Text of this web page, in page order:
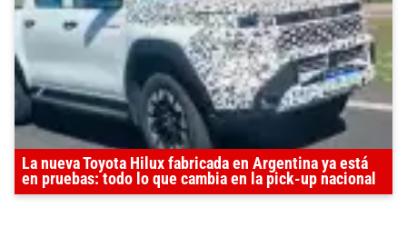
La nueva Toyota Hilux fabricada en Argentina ya está
en pruebas: todo lo que cambia en la pick-up nacional